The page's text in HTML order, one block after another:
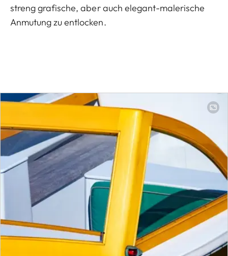
streng grafische, aber auch elegant-malerische
Anmutung zu entlocken.